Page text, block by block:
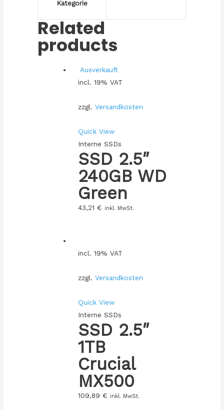
Kategorie
Related
products
Ausverkauft
incl. 19% VAT
zzgl. Versandkosten
Quick View
Interne SSDs
SSD 2.5″
240GB WD
Green
43,21 € inkl. MwSt.
incl. 19% VAT
zzgl. Versandkosten
Quick View
Interne SSDs
SSD 2.5″
1TB
Crucial
MX500
109,89 € inkl. MwSt.